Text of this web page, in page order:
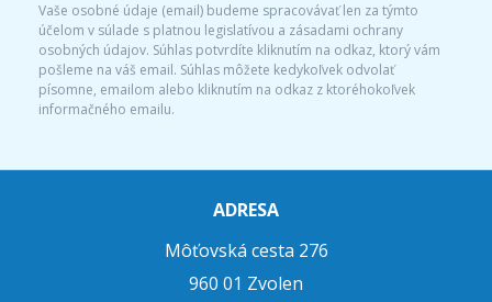
Vaše osobné údaje (email) budeme spracovávať len za týmto
účelom v súlade s platnou legislatívou a zásadami ochrany
osobných údajov. Súhlas potvrdíte kliknutím na odkaz, ktorý vám
pošleme na váš email. Súhlas môžete kedykoľvek odvolať
písomne, emailom alebo kliknutím na odkaz z ktoréhokoľvek
informačného emailu.
ADRESA
Môťovská cesta 276
960 01 Zvolen